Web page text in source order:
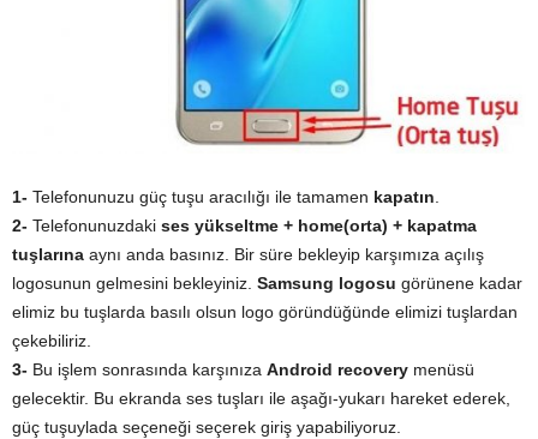
1- Telefonunuzu güç tuşu aracılığı ile tamamen kapatın
2- Telefonunuzdaki ses yükseltme + home(orta) + kapatma
tuşlarına aynı anda basınız. Bir süre bekleyip karşımıza açılış
logosunun gelmesini bekleyiniz. Samsung logosu görünene kadar
elimiz bu tuşlarda basılı olsun logo göründüğünde elimizi tuşlardan
çekebiliriz.
3- Bu işlem sonrasında karşınıza Android recovery menüsü
gelecektir. Bu ekranda ses tuşları ile aşağı-yukarı hareket ederek,
güç tuşuylada seçeneği seçerek giriş yapabiliyoruz.